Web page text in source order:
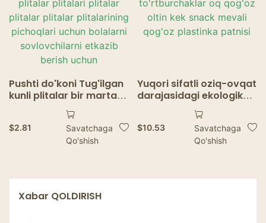
Pushti do'koni Tug'ilgan
kunli plitalar bir marta
ishlatiladigan dasturlar
plitalar plitalari plitalar
plitalar plitalar
plitalarining pichoqlari
berish uchun
$2.81
Savatchaga
Qo'shish
Yuqori sifatli oziq-ovqat
darajasidagi ekologik
toza bir martali
ishlatiladigan
to'rtburchaklar oq
qog'oz oltin kek snack
$10.53
Savatchaga
Qo'shish
Xabar QOLDIRISH